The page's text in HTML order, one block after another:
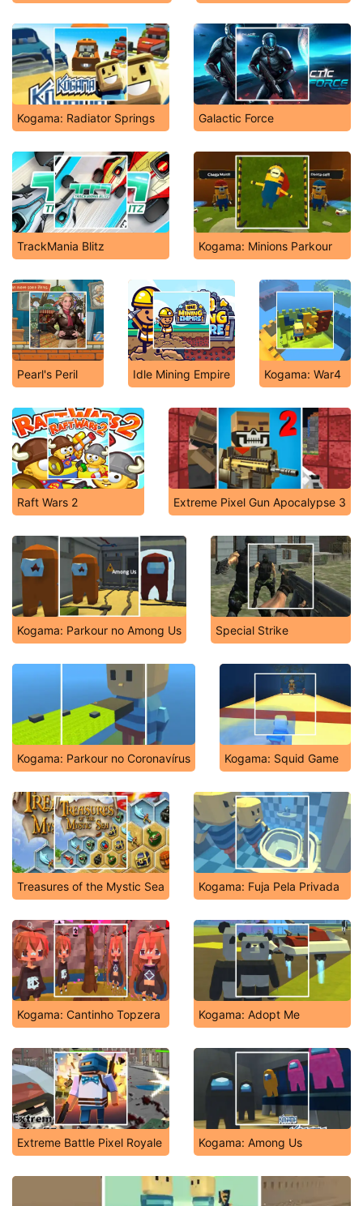
Kogama: Radiator Springs Galactic Force
TrackMania Blitz Kogama: Minions Parkour
Pearl's Peril Idle Mining Empire Kogama: War4
Raft Wars 2 Extreme Pixel Gun Apocalypse 3
Kogama: Parkour no Among Us Special Strike
Kogama: Parkour no Coronavírus Kogama: Squid Game
Treasures of the Mystic Sea Kogama: Fuja Pela Privada
Kogama: Cantinho Topzera Kogama: Adopt Me
Extreme Battle Pixel Royale Kogama: Among Us